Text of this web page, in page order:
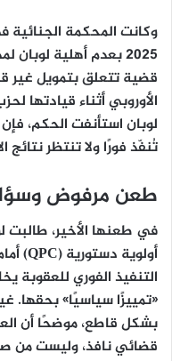
وكانت المحكمة
2025بعدم أهلية لوبان
قضية تتعلقبتمويل غير
الأوروبيأثناء قيادتها
لوبان استأنفت الحكم، فإن
تُنفّذ فورًاولا تنتظر نتائج
طعن مرفوض
في طعنها الأخير، طالبت
أولوية دستورية (QPC)
التنفيذ الفوري للعقوبة
«تمييزًا سياسيًا» بحقها.
بشكل قاطع، موضحًا أن
قضائي نافذ، وليست من